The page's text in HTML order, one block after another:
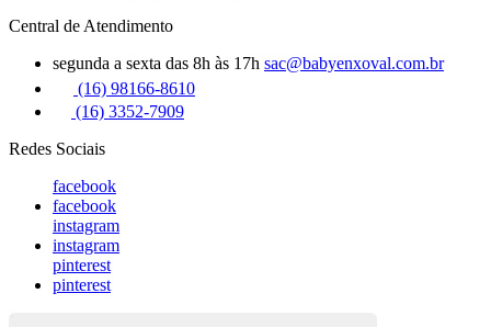
Central de Atendimento
segunda a sexta das 8h às 17h sac@babyenxoval.com.br
(16) 98166-8610
(16) 3352-7909
Redes Sociais
facebook
facebook
instagram
instagram
pinterest
pinterest